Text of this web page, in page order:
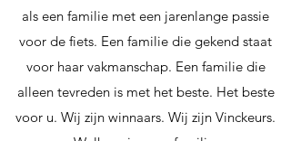
als een familie met een jarenlange passie
voor de fiets. Een familie die gekend staat
voor haar vakmanschap. Een familie die
alleen tevreden is met het beste. Het beste
voor u. Wij zijn winnaars. Wij zijn Vinckeurs.